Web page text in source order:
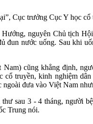
Cục trưởng Cục Y học cổ
nguyên Chủ tịch
đun nước uống. Sau khi
cũng khẳng định,
cổ truyền, kinh nghiệm
đưa vào Việt Nam
sau 3 - 4 tháng, người
Trung nói.